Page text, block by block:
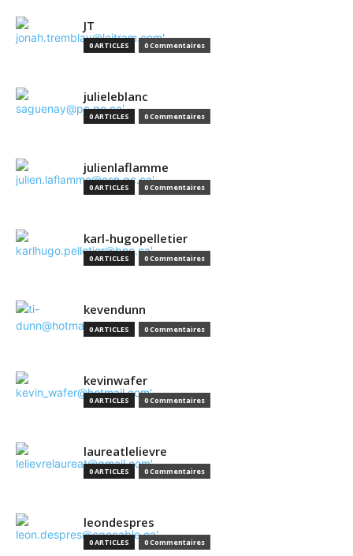
JT
0 ARTICLES 0 Commentaires
julieleblanc
0 ARTICLES 0 Commentaires
julienlaflamme
0 ARTICLES 0 Commentaires
karl-hugopelletier
0 ARTICLES 0 Commentaires
kevendunn
0 ARTICLES 0 Commentaires
kevinwafer
0 ARTICLES 0 Commentaires
laureatlelievre
0 ARTICLES 0 Commentaires
leondespres
0 ARTICLES 0 Commentaires